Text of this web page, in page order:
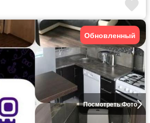
Посмотреть Фото
Обновленный